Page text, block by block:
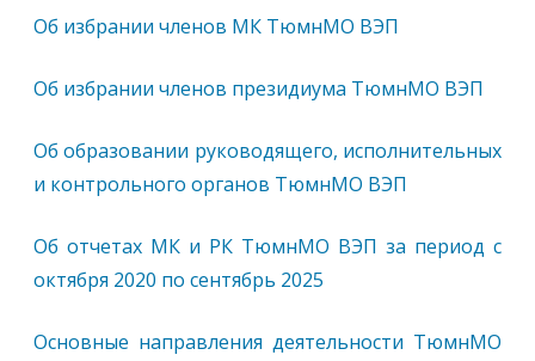
Об избрании членов МК ТюмнМО ВЭП
Об избрании членов президиума ТюмнМО ВЭП
Об образовании руководящего, исполнительных
и контрольного органов ТюмнМО ВЭП
Об отчетах МК и РК ТюмнМО ВЭП за период с
октября 2020 по сентябрь 2025
Основные направления деятельности ТюмнМО